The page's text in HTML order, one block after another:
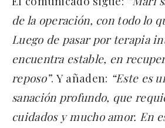
de la operación, con todo lo
Luego de pasar por terapia
encuentra estable, en
reposo”. Y añaden: “Este es
sanación profundo, que
cuidados y mucho amor. En